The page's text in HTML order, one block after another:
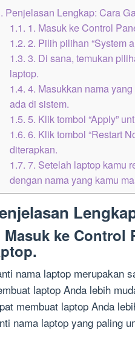
Penjelasan Lengkap: Cara
1.1. 1. Masuk ke Control
1.2. 2. Pilih pilihan “System
1.3. 3. Di sana, temukan
laptop.
1.4. 4. Masukkan nama
ada di sistem.
1.5. 5. Klik tombol “Apply”
1.6. 6. Klik tombol “Restart
diterapkan.
1.7. 7. Setelah laptop kamu
dengan nama yang kamu
Masuk ke Control
nama laptop merupakan
laptop Anda lebih
membuat laptop Anda
nama laptop yang paling